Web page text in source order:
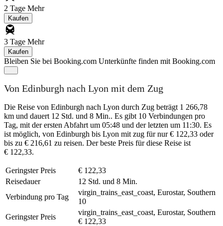
2 Tage Mehr
Kaufen
3 Tage Mehr
Kaufen
Bleiben Sie bei Booking.com Unterkünfte finden mit Booking.com
Von Edinburgh nach Lyon mit dem Zug
Die Reise von Edinburgh nach Lyon durch Zug beträgt 1 266,78
km und dauert 12 Std. und 8 Min.. Es gibt 10 Verbindungen pro
Tag, mit der ersten Abfahrt um 05:48 und der letzten um 11:30. Es
ist möglich, von Edinburgh bis Lyon mit zug für nur € 122,33 oder
bis zu € 216,61 zu reisen. Der beste Preis für diese Reise ist
€ 122,33.
Geringster Preis
€ 122,33
Reisedauer
12 Std. und 8 Min.
Verbindung pro Tag
virgin_trains_east_coast, Eurostar, Southern
10
Geringster Preis
virgin_trains_east_coast, Eurostar, Southern
€ 122,33